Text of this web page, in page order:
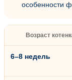
особенности
Возраст
6–8 недель